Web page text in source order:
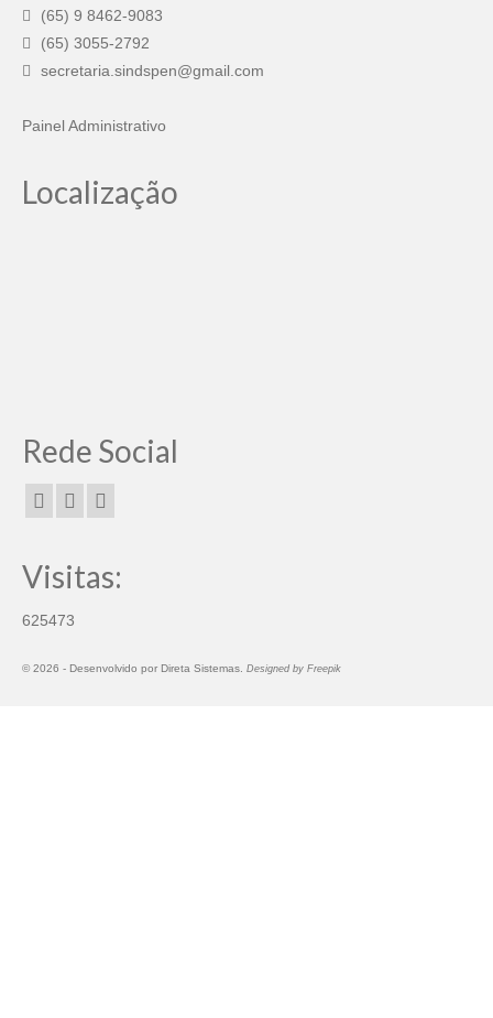
(65) 9 8462-9083
(65) 3055-2792
secretaria.sindspen@gmail.com
Painel Administrativo
Localização
Rede Social
Visitas:
625473
© 2026 - Desenvolvido por Direta Sistemas. Designed by Freepik